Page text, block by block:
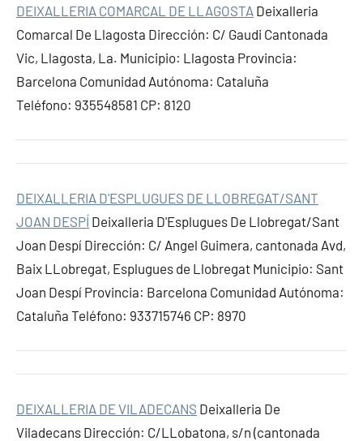
DEIXALLERIA COMARCAL DE LLAGOSTA Deixalleria
Comarcal De Llagosta Dirección: C/ Gaudi Cantonada
Vic, Llagosta, La. Municipio: Llagosta Provincia:
Barcelona Comunidad Autónoma: Cataluña
Teléfono: 935548581 CP: 8120
DEIXALLERIA D'ESPLUGUES DE LLOBREGAT/SANT
JOAN DESPÍ Deixalleria D'Esplugues De Llobregat/Sant
Joan Despí Dirección: C/ Angel Guimera, cantonada Avd,
Baix LLobregat, Esplugues de Llobregat Municipio: Sant
Joan Despí Provincia: Barcelona Comunidad Autónoma:
Cataluña Teléfono: 933715746 CP: 8970
DEIXALLERIA DE VILADECANS Deixalleria De
Viladecans Dirección: C/LLobatona, s/n (cantonada